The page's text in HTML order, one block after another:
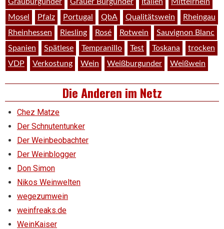
Mosel
Pfalz Portugal QbA Qualitätswein
Rheingau
Rheinhessen
Riesling Rosé Rotwein
Sauvignon Blanc
Spanien
Spätlese Tempranillo Test Toskana
trocken
VDP
Verkostung Wein Weißburgunder Weißwein
Die Anderen im Netz
Chez Matze
Der Schnutentunker
Der Weinbeobachter
Der Weinblogger
Don Simon
Nikos Weinwelten
wegezumwein
weinfreaks.de
WeinKaiser